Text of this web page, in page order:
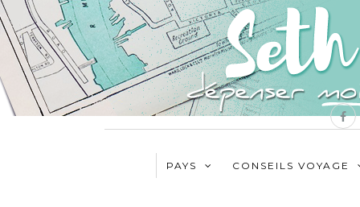
PAYS CONSEILS VOYAGE